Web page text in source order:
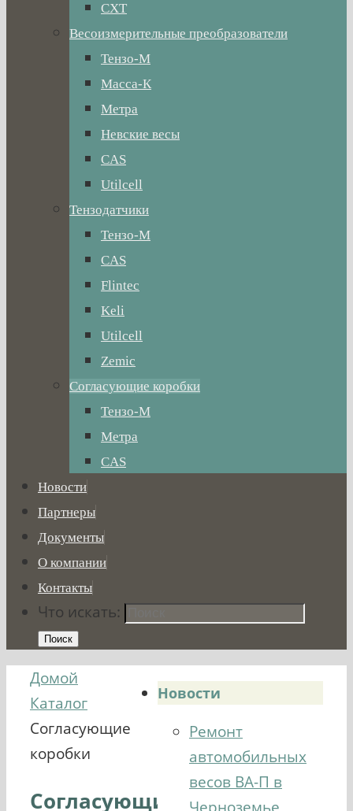
СХТ
Весоизмерительные преобразователи
Тензо-М
Масса-К
Метра
Невские весы
CAS
Utilcell
Тензодатчики
Тензо-М
CAS
Flintec
Keli
Utilcell
Zemic
Согласующие коробки
Тензо-М
Метра
CAS
Новости
Партнеры
Документы
О компании
Контакты
Что искать:
Поиск
Домой
Каталог
Согласующие
коробки
Согласующие
Новости
Ремонт
автомобильных
весов ВА-П в